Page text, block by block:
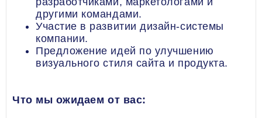
другими командами.
Участие в развитии дизайн-системы
компании.
Предложение идей по улучшению
визуального стиля сайта и продукта.
Что мы ожидаем от вас: